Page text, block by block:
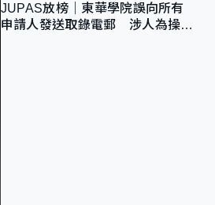
JUPAS放榜｜東華學院誤向所有
申請人發送取錄電郵 涉人為操作